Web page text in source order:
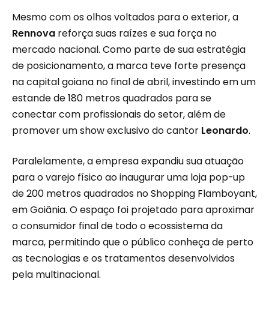
Mesmo com os olhos voltados para o exterior, a
Rennova reforça suas raízes e sua força no
mercado nacional. Como parte de sua estratégia
de posicionamento, a marca teve forte presença
na capital goiana no final de abril, investindo em um
estande de 180 metros quadrados para se
conectar com profissionais do setor, além de
promover um show exclusivo do cantor Leonardo.
Paralelamente, a empresa expandiu sua atuação
para o varejo físico ao inaugurar uma loja pop-up
de 200 metros quadrados no Shopping Flamboyant,
em Goiânia. O espaço foi projetado para aproximar
o consumidor final de todo o ecossistema da
marca, permitindo que o público conheça de perto
as tecnologias e os tratamentos desenvolvidos
pela multinacional.